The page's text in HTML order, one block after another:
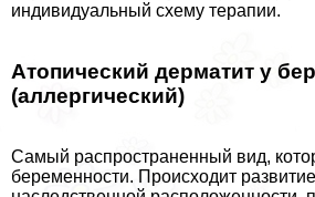
индивидуальный схему терапии.­
Атопический дерматит у
(аллергический)
Самый распространенный вид,
беременности. Происходит